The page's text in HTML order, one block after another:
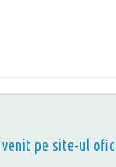
pe site-ul